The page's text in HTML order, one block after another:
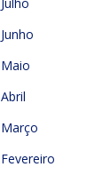
Junho
Maio
Abril
Março
Fevereiro